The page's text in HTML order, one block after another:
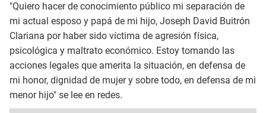
"Quiero hacer de conocimiento público mi separación de
mi actual esposo y papá de mi hijo, Joseph David Buitrón
Clariana por haber sido víctima de agresión física,
psicológica y maltrato económico. Estoy tomando las
acciones legales que amerita la situación, en defensa de
mi honor, dignidad de mujer y sobre todo, en defensa de mi
menor hijo" se lee en redes.